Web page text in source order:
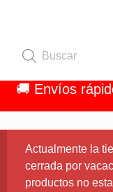
🚚 Envíos
Actualmente la
cerrada por
productos no